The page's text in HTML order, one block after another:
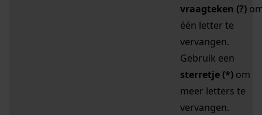
vraagteken (?)
één letter te
vervangen.
Gebruik een
sterretje (*) om
meer letters te
vervangen.